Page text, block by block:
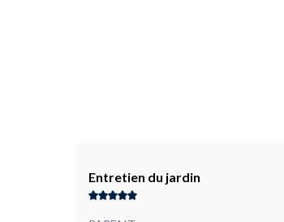
Entretien du jardin